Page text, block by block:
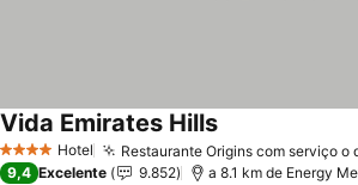
4 EstrelasHotel Restaurante Origins com serviço o
Vida Emirates Hills
9,4 Excelente 9.852 a 8.1 km de Energy